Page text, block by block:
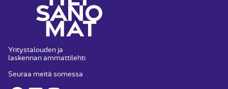
Yritystalouden ja
laskennan ammattilehti
Seuraa meitä somessa